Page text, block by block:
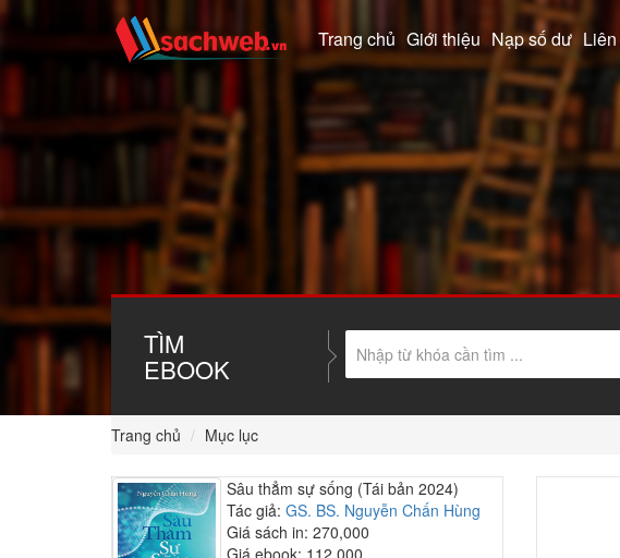
Trang chủ Giới thiệu Nạp số dư
TÌM
EBOOK
Trang chủ Mục lục
Sâu thẳm sự sống (Tái bản 2024)
Tác giả: GS. BS. Nguyễn Chấn Hùng
Giá sách in: 270,000
Giá ebook: 112,000